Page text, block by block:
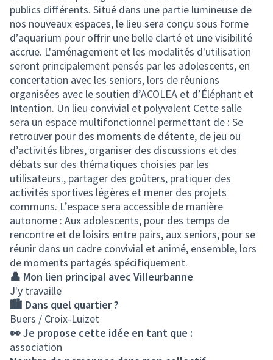
publics différents. Situé dans une partie lumineuse de
nos nouveaux espaces, le lieu sera conçu sous forme
d’aquarium pour offrir une belle clarté et une visibilité
accrue. L'aménagement et les modalités d'utilisation
seront principalement pensés par les adolescents, en
concertation avec les seniors, lors de réunions
organisées avec le soutien d’ACOLEA et d’Éléphant et
Intention. Un lieu convivial et polyvalent Cette salle
sera un espace multifonctionnel permettant de : Se
retrouver pour des moments de détente, de jeu ou
d’activités libres, organiser des discussions et des
débats sur des thématiques choisies par les
utilisateurs., partager des goûters, pratiquer des
activités sportives légères et mener des projets
communs. L’espace sera accessible de manière
autonome : Aux adolescents, pour des temps de
rencontre et de loisirs entre pairs, aux seniors, pour se
réunir dans un cadre convivial et animé, ensemble, lors
de moments partagés spécifiquement.
👤 Mon lien principal avec Villeurbanne
J'y travaille
🏙️ Dans quel quartier ?
Buers / Croix-Luizet
👀 Je propose cette idée en tant que :
association